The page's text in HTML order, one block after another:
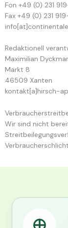
Fon +49 (0) 231
Fax +49 (0) 231
Redaktionell
Maximilian
Markt 8
46509 Xanten
kontakt[a]hirsch-
Wir sind nicht